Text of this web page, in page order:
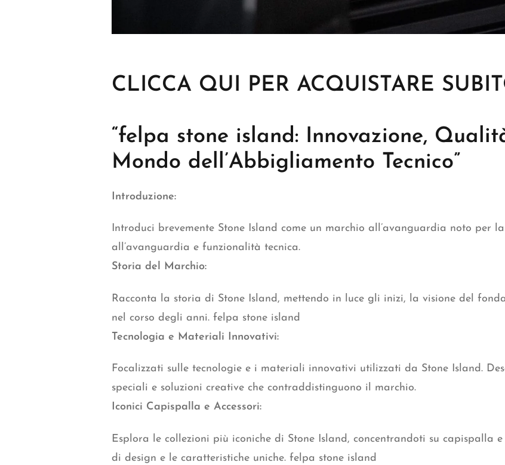
CLICCA QUI PER ACQUISTARE
“felpa stone island: Innovazione,
Mondo dell’Abbigliamento Tecnico”
Introduzione:
Introduci brevemente Stone Island come un marchio all’avanguardia noto per
all’avanguardia e funzionalità tecnica.
Storia del Marchio:
Racconta la storia di Stone Island, mettendo in luce gli inizi, la visione del
nel corso degli anni. felpa stone island
Tecnologia e Materiali Innovativi:
Focalizzati sulle tecnologie e i materiali innovativi utilizzati da Stone Island.
speciali e soluzioni creative che contraddistinguono il marchio.
Iconici Capispalla e Accessori:
Esplora le collezioni più iconiche di Stone Island, concentrandoti su capispalla
di design e le caratteristiche uniche. felpa stone island